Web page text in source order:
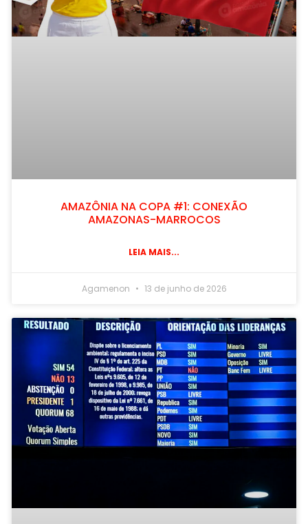
AMAZÔNIA NA COPA #1: CONEXÃO
AMAZONAS-MARROCOS
LEIA MAIS...
Agamenon 13 de junho de 2026